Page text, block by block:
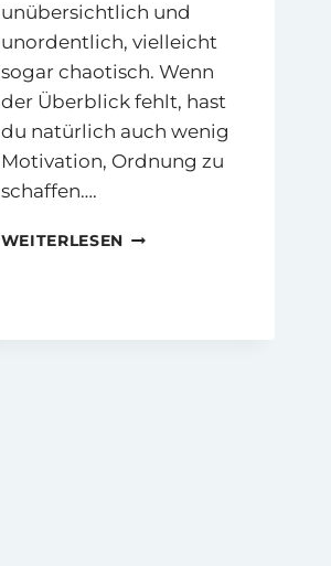
unübersichtlich und
unordentlich, vielleicht
sogar chaotisch. Wenn
der Überblick fehlt, hast
du natürlich auch wenig
Motivation, Ordnung zu
schaffen….
WEITERLESENINNERE